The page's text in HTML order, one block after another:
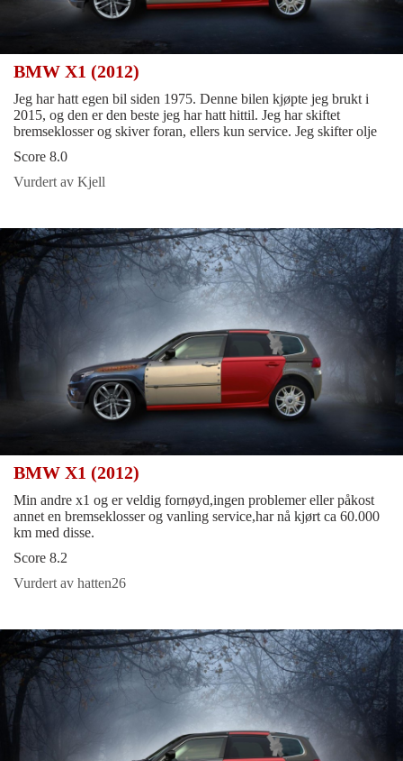
BMW X1 (2012)
Jeg har hatt egen bil siden 1975. Denne bilen kjøpte jeg brukt i
2015, og den er den beste jeg har hatt hittil. Jeg har skiftet
bremseklosser og skiver foran, ellers kun service. Jeg skifter olje
Score 8.0
Vurdert av Kjell
BMW X1 (2012)
Min andre x1 og er veldig fornøyd,ingen problemer eller påkost
annet en bremseklosser og vanling service,har nå kjørt ca 60.000
km med disse.
Score 8.2
Vurdert av hatten26